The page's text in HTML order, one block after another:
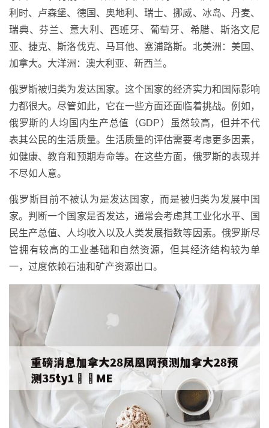
利时、卢森堡、德国、奥地利、瑞士、挪威、冰岛、丹麦、
瑞典、芬兰、意大利、西班牙、葡萄牙、希腊、斯洛文尼
亚、捷克、斯洛伐克、马耳他、塞浦路斯。北美洲：美国、
加拿大。大洋洲：澳大利亚、新西兰。
俄罗斯被归类为发达国家。这个国家的经济实力和国际影响
力都很大。尽管如此，它在一些方面还面临着挑战。例如，
俄罗斯的人均国内生产总值（GDP）虽然较高，但并不代
表其公民的生活质量。生活质量的评估需要考虑更多因素，
如健康、教育和预期寿命等。在这些方面，俄罗斯的表现并
不尽如人意。
俄罗斯目前不被认为是发达国家，而是被归类为发展中国
家。判断一个国家是否发达，通常会考虑其工业化水平、国
民生产总值、人均收入以及人类发展指数等因素。俄罗斯尽
管拥有较高的工业基础和自然资源，但其经济结构较为单
一，过度依赖石油和矿产资源出口。